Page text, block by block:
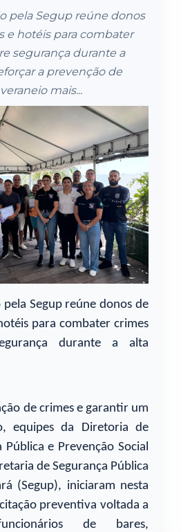
pela Segup reúne donos
e hotéis para combater
segurança durante a
a prevenção de
mais...
Segup reúne donos de
para combater crimes
durante a alta
de crimes e garantir um
equipes da Diretoria de
e Prevenção Social
de Segurança Pública
(Segup), iniciaram nesta
preventiva voltada a
de bares,